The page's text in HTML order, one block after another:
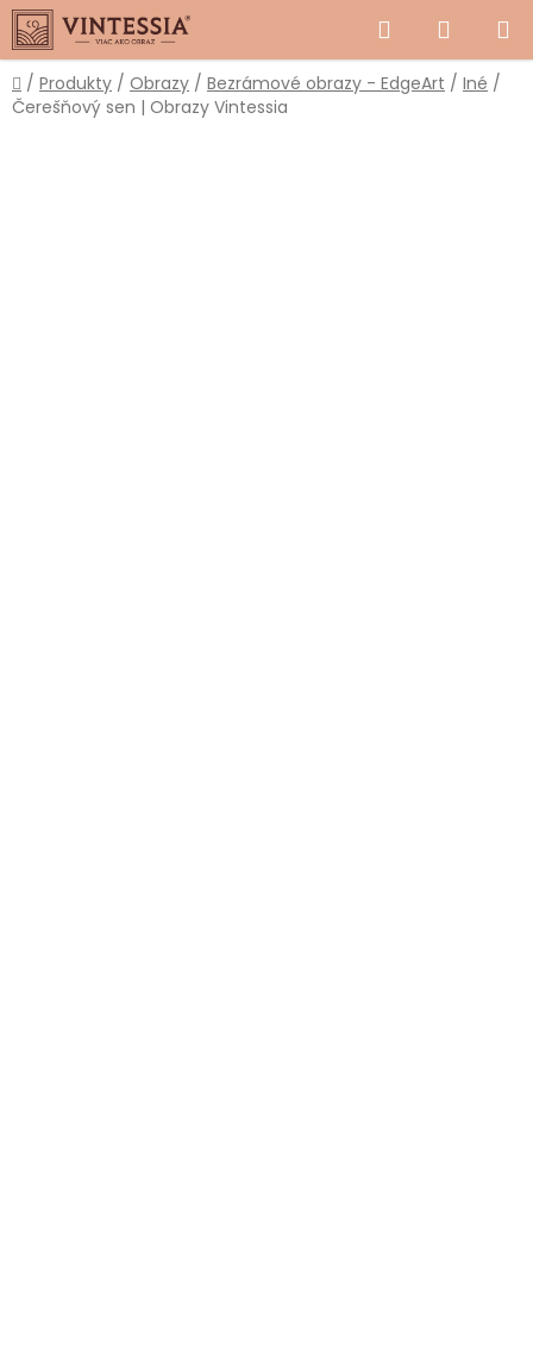
Prejsť
na
obsah
Hľadať
KOŠÍK
Domov
/ Produkty / Obrazy / Bezrámové obrazy - EdgeArt / Iné /
Čerešňový sen | Obrazy Vintessia